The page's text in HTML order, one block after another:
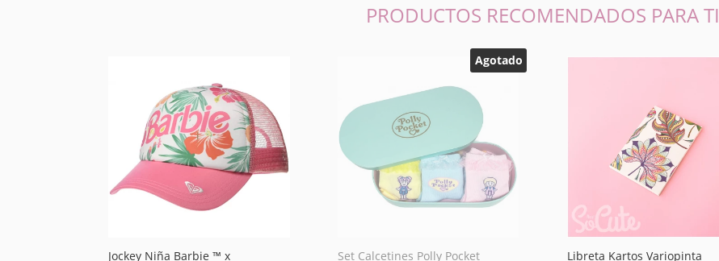
PRODUCTOS RECOMENDADOS PARA TI
Jockey Niña Barbie ™ x
Agotado
Set Calcetines Polly Pocket Libreta Kartos Variopinta